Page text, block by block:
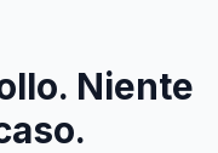
Niente